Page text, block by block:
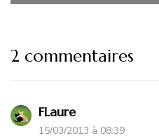
2 commentaires
FLaure
15/03/2013 à 08:39